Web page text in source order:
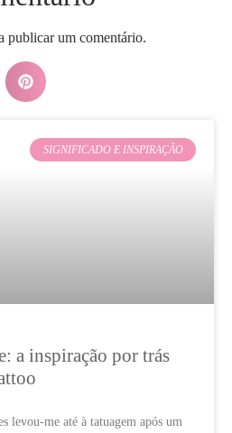
publicar um comentário.
SIGNIFICADO E INSPIRAÇÃO
a inspiração por trás
levou-me até à tatuagem após um